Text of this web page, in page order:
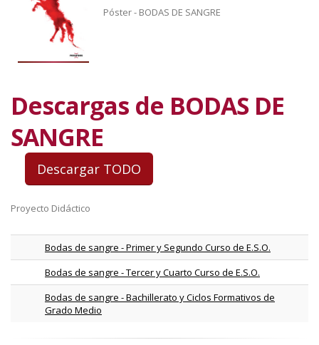
Póster - BODAS DE SANGRE
Descargas de BODAS DE
SANGRE
Proyecto Didáctico
Bodas de sangre - Primer y Segundo Curso de E.S.O.
Bodas de sangre - Tercer y Cuarto Curso de E.S.O.
Bodas de sangre - Bachillerato y Ciclos Formativos de
Grado Medio